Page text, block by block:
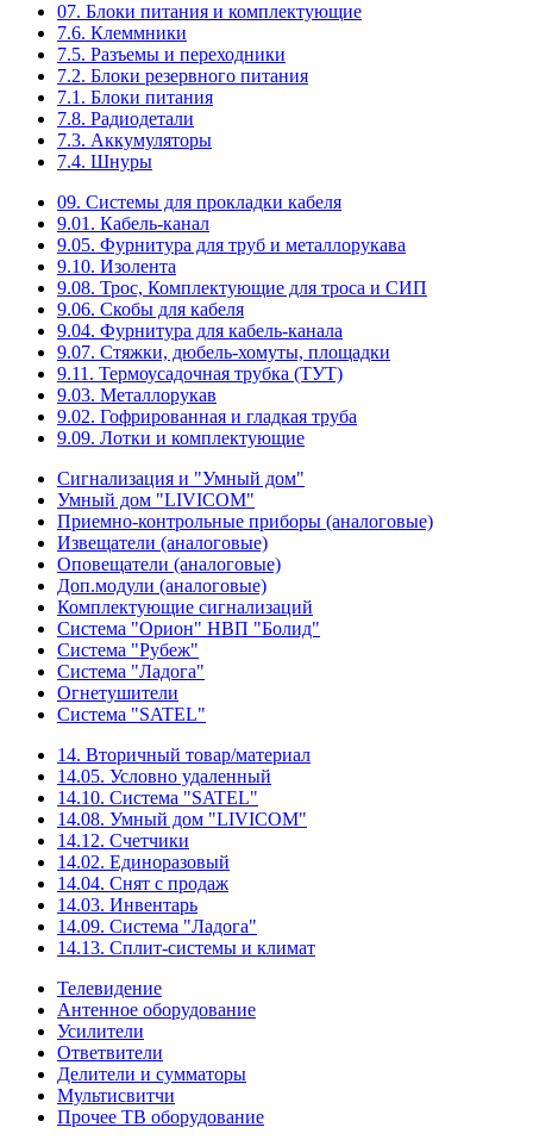
07. Блоки питания и комплектующие
7.6. Клеммники
7.5. Разъемы и переходники
7.2. Блоки резервного питания
7.1. Блоки питания
7.8. Радиодетали
7.3. Аккумуляторы
7.4. Шнуры
09. Системы для прокладки кабеля
9.01. Кабель-канал
9.05. Фурнитура для труб и металлорукава
9.10. Изолента
9.08. Трос, Комплектующие для троса и СИП
9.06. Скобы для кабеля
9.04. Фурнитура для кабель-канала
9.07. Стяжки, дюбель-хомуты, площадки
9.11. Термоусадочная трубка (ТУТ)
9.03. Металлорукав
9.02. Гофрированная и гладкая труба
9.09. Лотки и комплектующие
Сигнализация и "Умный дом"
Умный дом "LIVICOM"
Приемно-контрольные приборы (аналоговые)
Извещатели (аналоговые)
Оповещатели (аналоговые)
Доп.модули (аналоговые)
Комплектующие сигнализаций
Система "Орион" НВП "Болид"
Система "Рубеж"
Система "Ладога"
Огнетушители
Система "SATEL"
14. Вторичный товар/материал
14.05. Условно удаленный
14.10. Система "SATEL"
14.08. Умный дом "LIVICOM"
14.12. Счетчики
14.02. Единоразовый
14.04. Снят с продаж
14.03. Инвентарь
14.09. Система "Ладога"
14.13. Сплит-системы и климат
Телевидение
Антенное оборудование
Усилители
Ответвители
Делители и сумматоры
Мультисвитчи
Прочее ТВ оборудование